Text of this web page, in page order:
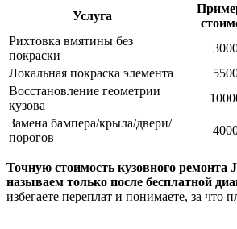
Услуга
Рихтовка вмятины без
покраски
Локальная покраска элемента
Восстановление геометрии
кузова
Замена бампера/крыла/двери/
порогов
Точную стоимость кузовного
называем только после бесплатной
избегаете переплат и понимаете, за что